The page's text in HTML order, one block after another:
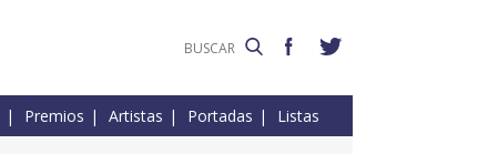
Premios Artistas Portadas Listas